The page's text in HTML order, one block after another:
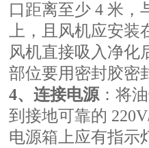
口距离至少 4 米，
上，且风机应安装
风机直接吸入净化
部位要用密封胶密
4、连接电源：将
到接地可靠的
电源箱上应有指示